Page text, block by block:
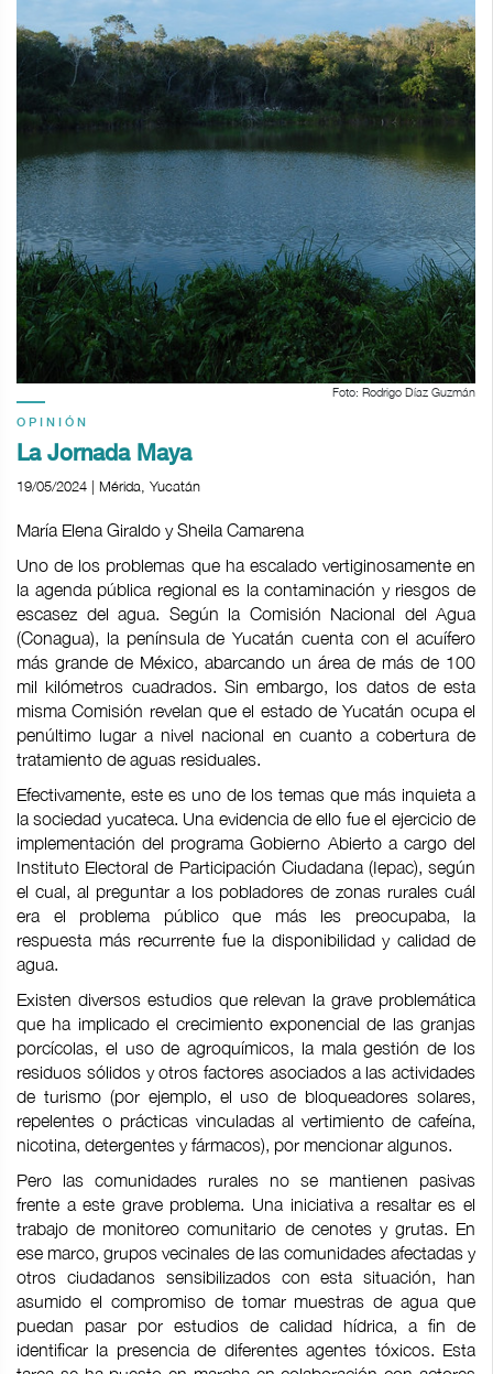
Foto: Rodrigo Díaz Guzmán
OPINIÓN
La Jornada Maya
19/05/2024 | Mérida, Yucatán
María Elena Giraldo y Sheila Camarena
Uno de los problemas que ha escalado vertiginosamente en
la agenda pública regional es la contaminación y riesgos de
escasez del agua. Según la Comisión Nacional del Agua
(Conagua), la península de Yucatán cuenta con el acuífero
más grande de México, abarcando un área de más de 100
mil kilómetros cuadrados. Sin embargo, los datos de esta
misma Comisión revelan que el estado de Yucatán ocupa el
penúltimo lugar a nivel nacional en cuanto a cobertura de
tratamiento de aguas residuales.
Efectivamente, este es uno de los temas que más inquieta a
la sociedad yucateca. Una evidencia de ello fue el ejercicio de
implementación del programa Gobierno Abierto a cargo del
Instituto Electoral de Participación Ciudadana (Iepac), según
el cual, al preguntar a los pobladores de zonas rurales cuál
era el problema público que más les preocupaba, la
respuesta más recurrente fue la disponibilidad y calidad de
agua.
Existen diversos estudios que relevan la grave problemática
que ha implicado el crecimiento exponencial de las granjas
porcícolas, el uso de agroquímicos, la mala gestión de los
residuos sólidos y otros factores asociados a las actividades
de turismo (por ejemplo, el uso de bloqueadores solares,
repelentes o prácticas vinculadas al vertimiento de cafeína,
nicotina, detergentes y fármacos), por mencionar algunos.
Pero las comunidades rurales no se mantienen pasivas
frente a este grave problema. Una iniciativa a resaltar es el
trabajo de monitoreo comunitario de cenotes y grutas. En
ese marco, grupos vecinales de las comunidades afectadas y
otros ciudadanos sensibilizados con esta situación, han
asumido el compromiso de tomar muestras de agua que
puedan pasar por estudios de calidad hídrica, a fin de
identificar la presencia de diferentes agentes tóxicos. Esta